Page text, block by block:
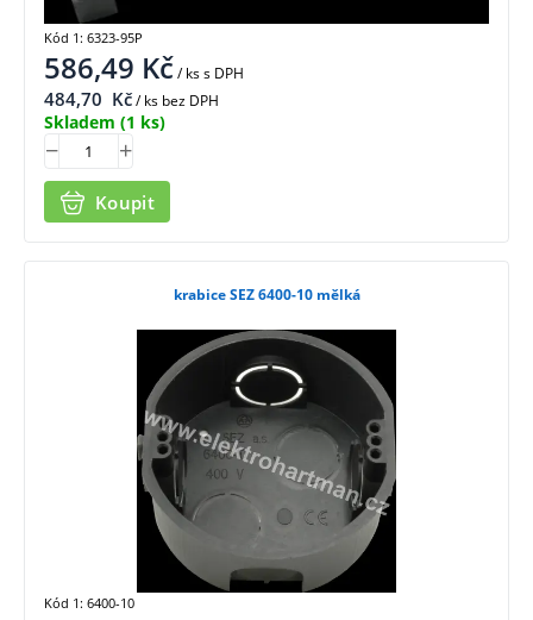
586,49 Kč/ kss DPH
484,70 Kč/ ks bez DPH
Skladem (1 ks)
Koupit
Kód 1: 6323-95P
krabice SEZ 6400-10 mělká
Kód 1: 6400-10